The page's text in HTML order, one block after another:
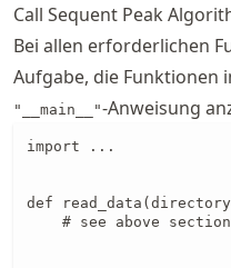
Call Sequent Peak
Bei allen erforderlichen
Aufgabe, die Funktionen
"__main__"-Anweisung
import ...
def
    # see above section